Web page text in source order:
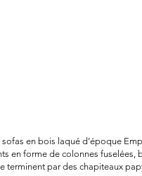
sofas en bois laqué d’époque
en forme de colonnes fuselées,
terminent par des chapiteaux